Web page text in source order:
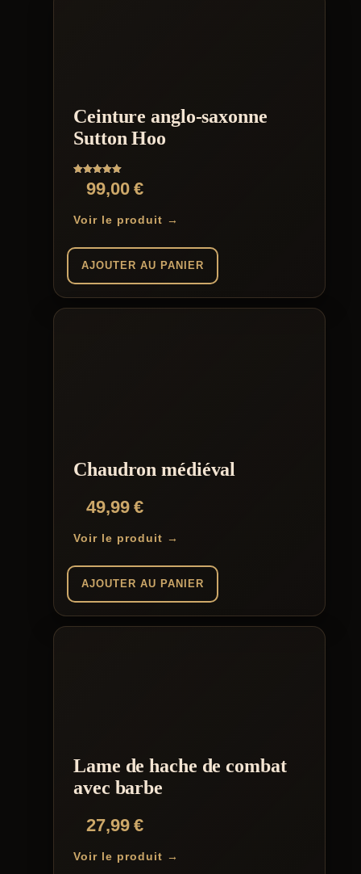
Ceinture anglo-saxonne
Sutton Hoo
Note
5.0099,00€
Voir le produit →
AJOUTER AU PANIER
Chaudron médiéval
49,99€
Voir le produit →
AJOUTER AU PANIER
Lame de hache de combat
avec barbe
27,99€
Voir le produit →